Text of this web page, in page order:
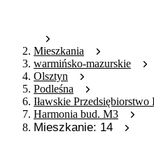
Mieszkania
warmińsko-mazurskie
Olsztyn
Podleśna
Iławskie
Harmonia bud. M3
Mieszkanie: 14